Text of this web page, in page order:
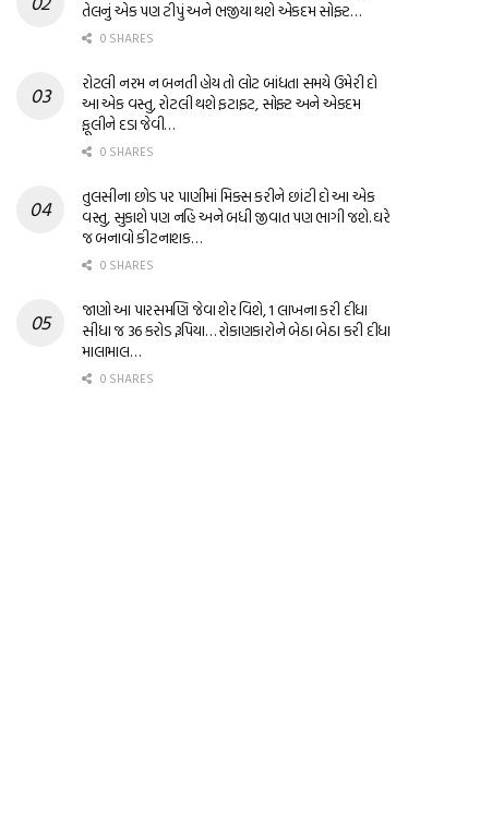
તેલનું એક પણ ટીપું અને ભજીયા થશે એકદમ સોફ્ટ…
0 SHARES
રોટલી નરમ ન બનતી હોય તો લોટ બાંધતા સમયે ઉમેરી દો
આ એક વસ્તુ, રોટલી થશે ફટાફટ, સોફ્ટ અને એકદમ
ફૂલીને દડા જેવી…
0 SHARES
તુલસીના છોડ પર પાણીમાં મિક્સ કરીને છાંટી દો આ એક
વસ્તુ, સુકાશે પણ નહિ અને બધી જીવાત પણ ભાગી જશે. ઘરે
જ બનાવો કીટનાશક…
0 SHARES
જાણો આ પારસમણિ જેવા શેર વિશે, 1 લાખના કરી દીધા
સીધા જ 36 કરોડ રૂપિયા… રોકાણકારોને બેઠા બેઠા કરી દીધા
માલામાલ…
0 SHARES